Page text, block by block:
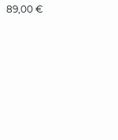
89,00 €